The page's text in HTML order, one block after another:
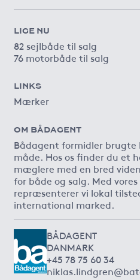
LIGE NU
82 sejlbåde til salg
76 motorbåde til salg
LINKS
Mærker
OM BÅDAGENT
Bådagent formidler brugte
måde. Hos os finder du et
mæglere med en bred
for både og salg. Med
repræsenterer vi lokal
international marked.
BÅDAGENT
DANMARK
+45 78 75 60 34